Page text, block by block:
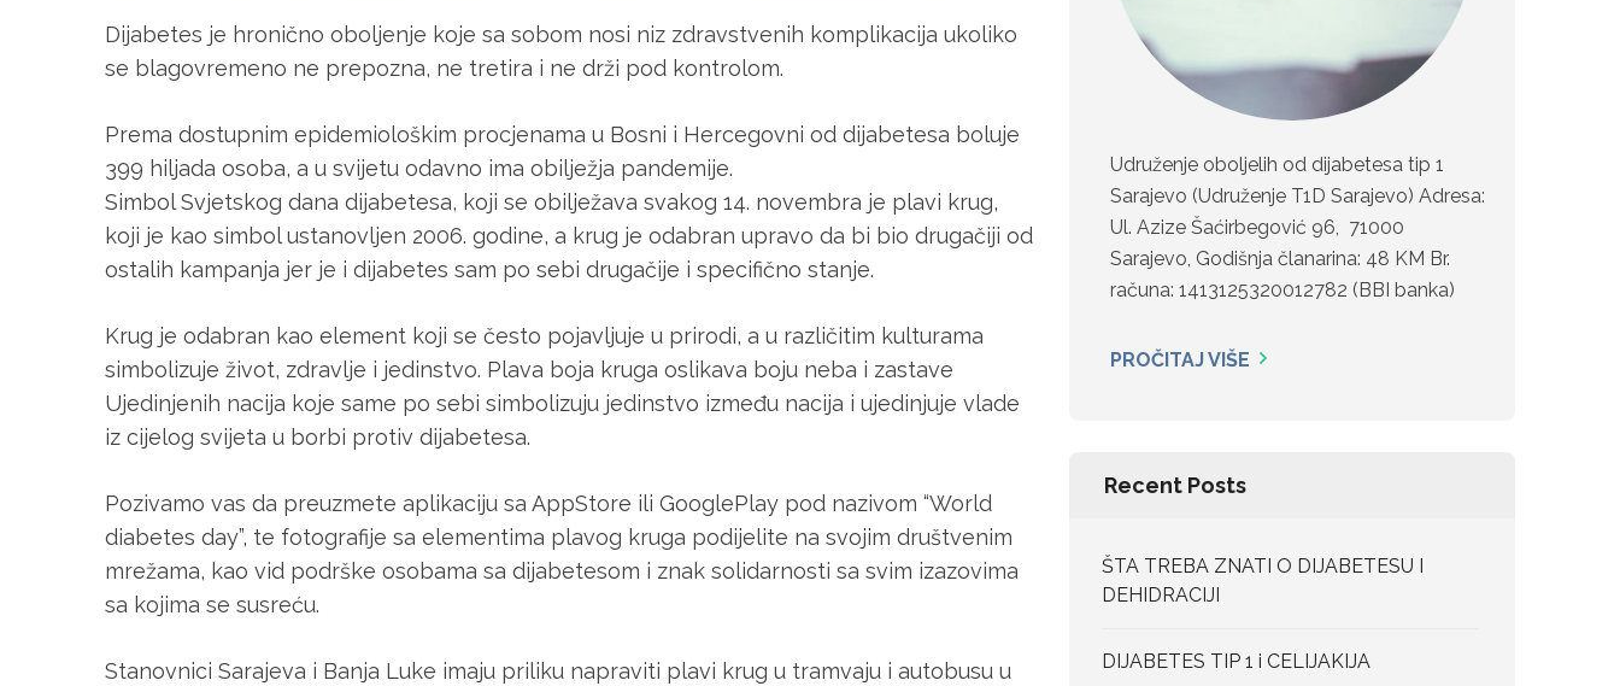
Dijabetes je hronično oboljenje koje sa sobom nosi niz zdravstvenih komplikacija ukoliko
se blagovremeno ne prepozna, ne tretira i ne drži pod kontrolom.
Prema dostupnim epidemiološkim procjenama u Bosni i Hercegovni od dijabetesa boluje
399 hiljada osoba, a u svijetu odavno ima obilježja pandemije.
Simbol Svjetskog dana dijabetesa, koji se obilježava svakog 14. novembra je plavi krug,
koji je kao simbol ustanovljen 2006. godine, a krug je odabran upravo da bi bio drugačiji od
ostalih kampanja jer je i dijabetes sam po sebi drugačije i specifično stanje.
Krug je odabran kao element koji se često pojavljuje u prirodi, a u različitim kulturama
simbolizuje život, zdravlje i jedinstvo. Plava boja kruga oslikava boju neba i zastave
Ujedinjenih nacija koje same po sebi simbolizuju jedinstvo između nacija i ujedinjuje vlade
iz cijelog svijeta u borbi protiv dijabetesa.
Pozivamo vas da preuzmete aplikaciju sa AppStore ili GooglePlay pod nazivom “World
diabetes day”, te fotografije sa elementima plavog kruga podijelite na svojim društvenim
mrežama, kao vid podrške osobama sa dijabetesom i znak solidarnosti sa svim izazovima
sa kojima se susreću.
Stanovnici Sarajeva i Banja Luke imaju priliku napraviti plavi krug u tramvaju i autobusu u
Udruženje oboljelih od dijabetesa tip 1
Sarajevo (Udruženje T1D Sarajevo) Adresa:
Ul. Azize Šaćirbegović 96, 71000
Sarajevo, Godišnja članarina: 48 KM Br.
računa: 1413125320012782 (BBI banka)
PROČITAJ VIŠE
Recent Posts
ŠTA TREBA ZNATI O DIJABETESU I
DEHIDRACIJI
DIJABETES TIP 1 i CELIJAKIJA